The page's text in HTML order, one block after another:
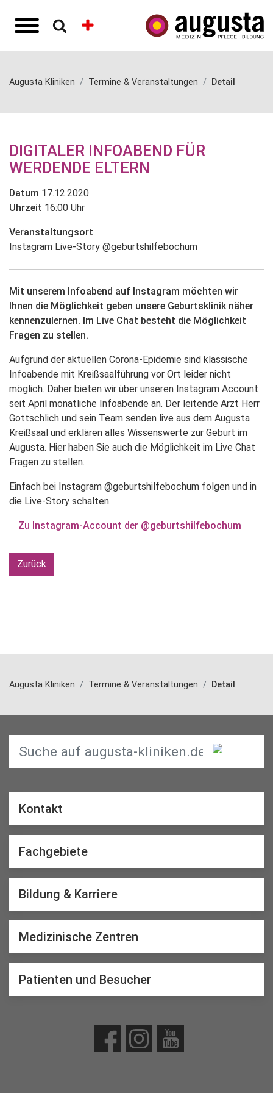
Augusta Kliniken Termine & Veranstaltungen Detail
DIGITALER INFOABEND FÜR
WERDENDE ELTERN
Datum 17.12.2020
Uhrzeit 16:00 Uhr
Veranstaltungsort
Instagram Live-Story @geburtshilfebochum
Mit unserem Infoabend auf Instagram möchten wir
Ihnen die Möglichkeit geben unsere Geburtsklinik näher
kennenzulernen. Im Live Chat besteht die Möglichkeit
Fragen zu stellen.
Aufgrund der aktuellen Corona-Epidemie sind klassische
Infoabende mit Kreißsaalführung vor Ort leider nicht
möglich. Daher bieten wir über unseren Instagram Account
seit April monatliche Infoabende an. Der leitende Arzt Herr
Gottschlich und sein Team senden live aus dem Augusta
Kreißsaal und erklären alles Wissenswerte zur Geburt im
Augusta. Hier haben Sie auch die Möglichkeit im Live Chat
Fragen zu stellen.
Einfach bei Instagram @geburtshilfebochum folgen und in
die Live-Story schalten.
Zu Instagram-Account der @geburtshilfebochum
Zurück
Augusta Kliniken Termine & Veranstaltungen Detail
Kontakt
Fachgebiete
Bildung & Karriere
Medizinische Zentren
Patienten und Besucher